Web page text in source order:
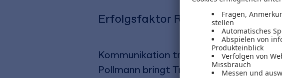
Erfolgsfaktor Reputation
Kommunikation trägt entscheidend
Pollmann bringt Transparenz in den